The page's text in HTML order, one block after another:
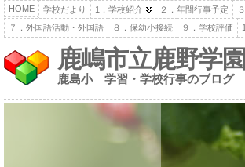
HOME 学校だより 1．学校紹介 ２．年間行事予定
７．外国語活動・外国語
８．保幼小接続 ９．学校評価
鹿嶋市立鹿野学
鹿島小 学習・学校行事のブログ